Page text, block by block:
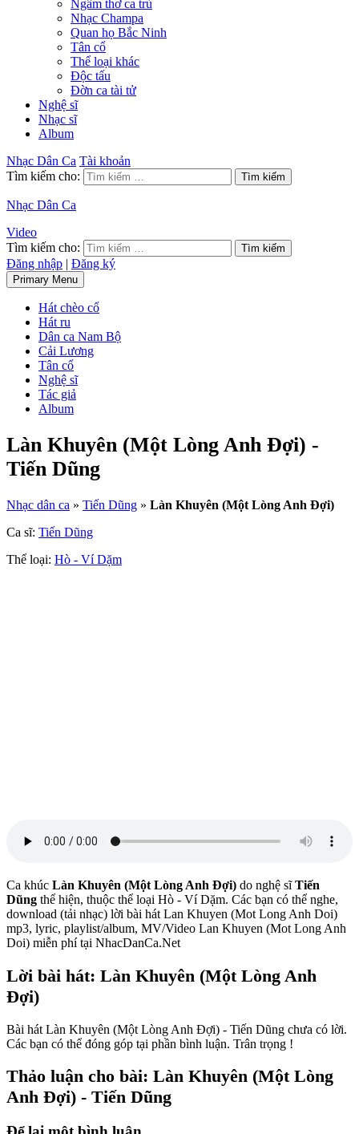
Ngâm thơ ca trù
Nhạc Champa
Quan họ Bắc Ninh
Tân cổ
Thể loại khác
Độc tấu
Đờn ca tài tử
Nghệ sĩ
Nhạc sĩ
Album
Nhạc Dân Ca Tài khoản
Tìm kiếm cho:
Nhạc Dân Ca
Video
Tìm kiếm cho:
Đăng nhập | Đăng ký
Primary Menu
Hát chèo cổ
Hát ru
Dân ca Nam Bộ
Cải Lương
Tân cổ
Nghệ sĩ
Tác giả
Album
Làn Khuyên (Một Lòng Anh Đợi) -
Tiến Dũng
Nhạc dân ca » Tiến Dũng » Làn Khuyên (Một Lòng Anh Đợi)
Ca sĩ: Tiến Dũng
Thể loại: Hò - Ví Dặm
Ca khúc Làn Khuyên (Một Lòng Anh Đợi) do nghệ sĩTiến
Dũng thể hiện, thuộc thể loại Hò - Ví Dặm. Các bạn có thể nghe,
download (tải nhạc) lời bài hát Lan Khuyen (Mot Long Anh Doi)
mp3, lyric, playlist/album, MV/Video Lan Khuyen (Mot Long Anh
Doi) miễn phí tại NhacDanCa.Net
Lời bài hát: Làn Khuyên (Một Lòng Anh
Đợi)
Bài hát Làn Khuyên (Một Lòng Anh Đợi) - Tiến Dũng chưa có lời.
Các bạn có thể đóng góp tại phần bình luận. Trân trọng !
Thảo luận cho bài: Làn Khuyên (Một Lòng
Anh Đợi) - Tiến Dũng